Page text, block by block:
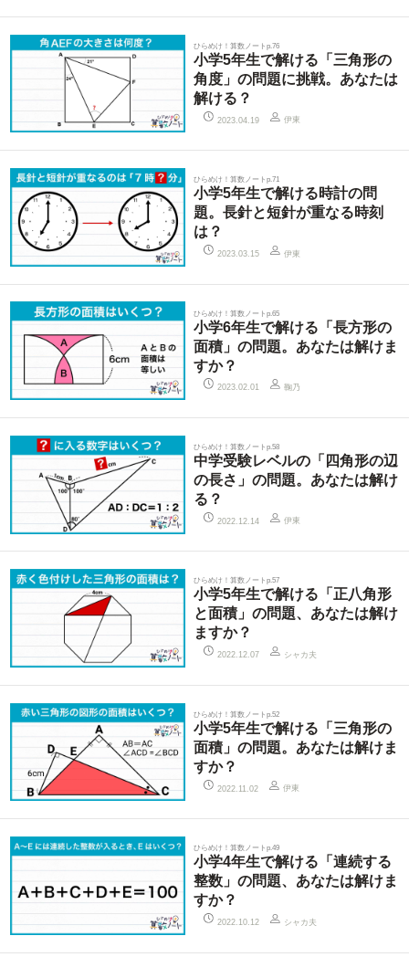
ひらめけ！算数ノートp.76
小学5年生で解ける「三角形の
角度」の問題に挑戦。あなたは
解ける？
2023.04.19 伊東
ひらめけ！算数ノートp.71
小学5年生で解ける時計の問
題。長針と短針が重なる時刻
は？
2023.03.15 伊東
ひらめけ！算数ノートp.65
小学6年生で解ける「長方形の
面積」の問題。あなたは解けま
すか？
2023.02.01 鞠乃
ひらめけ！算数ノートp.58
中学受験レベルの「四角形の辺
の長さ」の問題。あなたは解け
る？
2022.12.14 伊東
ひらめけ！算数ノートp.57
小学5年生で解ける「正八角形
と面積」の問題、あなたは解け
ますか？
2022.12.07 シャカ夫
ひらめけ！算数ノートp.52
小学5年生で解ける「三角形の
面積」の問題。あなたは解けま
すか？
2022.11.02 伊東
ひらめけ！算数ノートp.49
小学4年生で解ける「連続する
整数」の問題、あなたは解けま
すか？
2022.10.12 シャカ夫